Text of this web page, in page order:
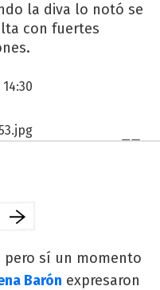
la diva lo notó se
con fuertes
pero sí un momento
Barón expresaron